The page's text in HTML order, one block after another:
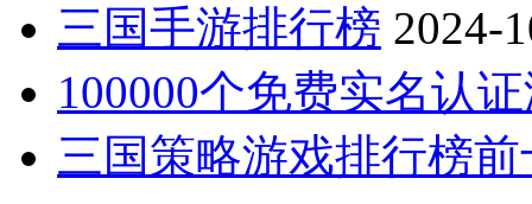
三国手游排行榜 2024-
100000个免费实名认
三国策略游戏排行榜